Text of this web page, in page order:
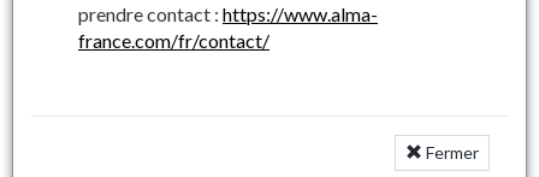
prendre contact : https://www.alma-
france.com/fr/contact/
Fermer